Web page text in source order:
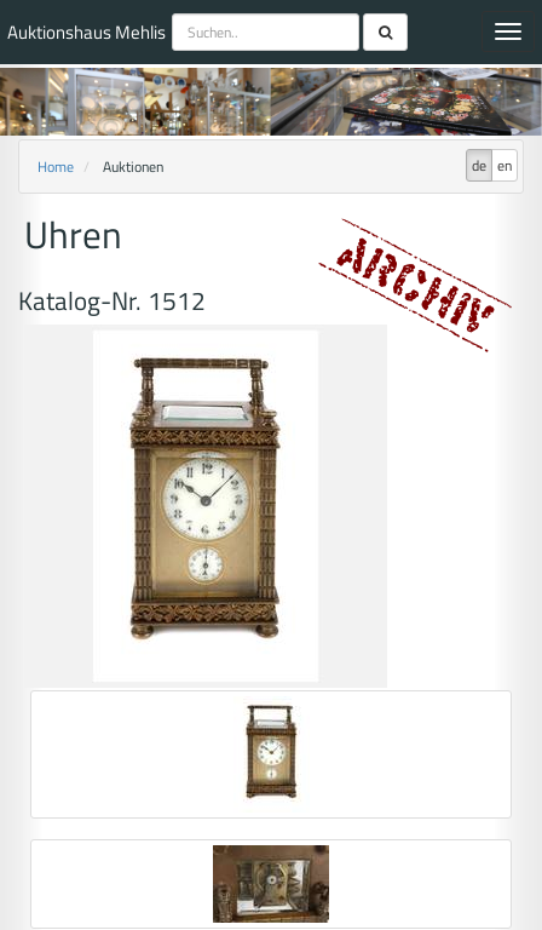
Auktionshaus Mehlis
de en
Home Auktionen
Uhren
Katalog-Nr. 1512